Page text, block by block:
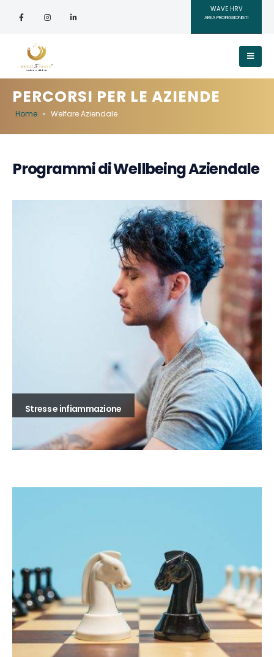
WAVE HRV
AREA PROFESSIONISTI
PERCORSI PER LE AZIENDE
Home » Welfare Aziendale
Programmi di Wellbeing Aziendale
Stress e infiammazione